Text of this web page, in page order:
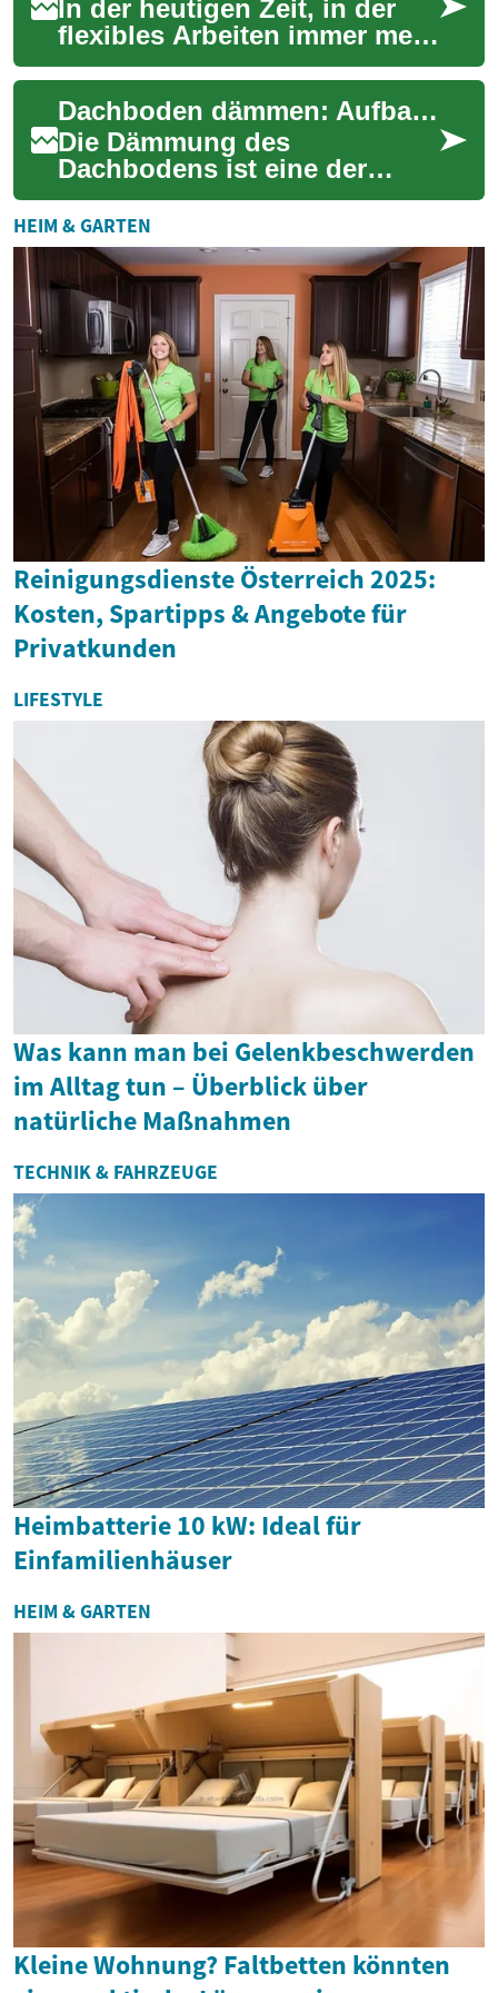
Hause...
In der heutigen Zeit, in der
flexibles Arbeiten immer mehr
an Bedeutung gewinnt,
suchen viele Menschen nach
kreativen...
Dachboden dämmen: Aufbau, Materialien und praktische Hinweise
Die Dämmung des
Dachbodens ist eine der
effektivsten Maßnahmen, um
den Energieverbrauch eines
Hauses zu senken, das R...
HEIM & GARTEN
Reinigungsdienste Österreich 2025:
Kosten, Spartipps & Angebote für
Privatkunden
LIFESTYLE
Was kann man bei Gelenkbeschwerden
im Alltag tun – Überblick über
natürliche Maßnahmen
TECHNIK & FAHRZEUGE
Heimbatterie 10 kW: Ideal für
Einfamilienhäuser
HEIM & GARTEN
Kleine Wohnung? Faltbetten könnten